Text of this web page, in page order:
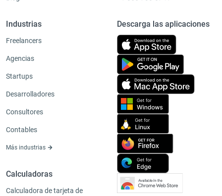
Industrias
Freelancers
Agencias
Startups
Desarrolladores
Consultores
Contables
Más industrias
Calculadoras
Calculadora de tarjeta de
Descarga las aplicaciones